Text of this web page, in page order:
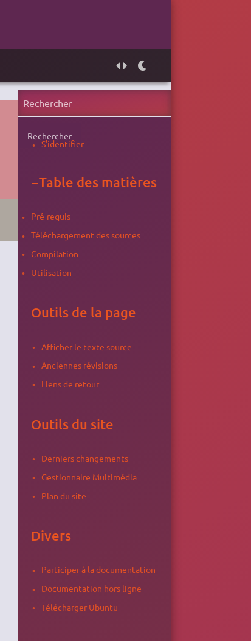
Rechercher
S'identifier
−Table des matières
Pré-requis
Téléchargement des sources
Compilation
Utilisation
Outils de la page
Afficher le texte source
Anciennes révisions
Liens de retour
Outils du site
Derniers changements
Gestionnaire Multimédia
Plan du site
Divers
Participer à la documentation
Documentation hors ligne
Télécharger Ubuntu